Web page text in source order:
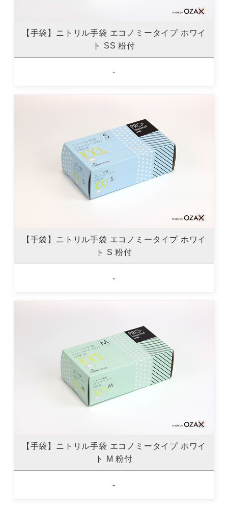
【手袋】ニトリル手袋 エコノミータイプ ホワイ
ト SS 粉付
-
【手袋】ニトリル手袋 エコノミータイプ ホワイ
ト S 粉付
-
【手袋】ニトリル手袋 エコノミータイプ ホワイ
ト M 粉付
-